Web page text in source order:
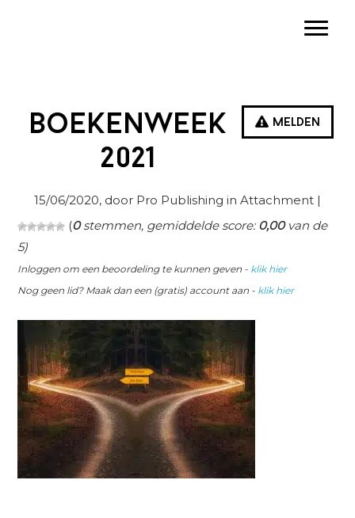
Melden
boekenweek
2021
15/06/2020, door Pro Publishing in Attachment |
(0stemmen, gemiddelde score:0,00van de
5)
Inloggen om een beoordeling te kunnen geven - klik hier
Nog geen lid? Maak dan een (gratis) account aan - klik hier